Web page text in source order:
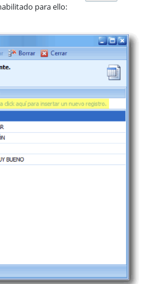
para ello: